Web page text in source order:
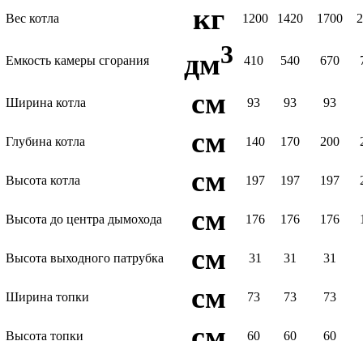
Вес котла кг 1200 1420 1700
Емкость камеры сгорания дм3 410 540 670
Ширина котла см 93 93 93
Глубина котла см 140 170 200
Высота котла см 197 197 197
Высота до центра дымохода см 176 176 176
Высота выходного патрубка см 31 31 31
Ширина топки см 73 73 73
Высота топки 60 60 60